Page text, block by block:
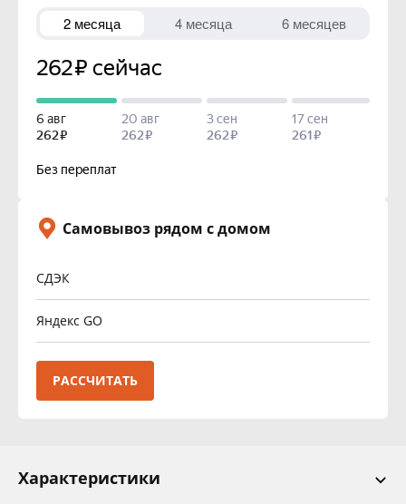
Самовывоз рядом с домом
СДЭК
Яндекс GO
РАССЧИТАТЬ
Характеристики